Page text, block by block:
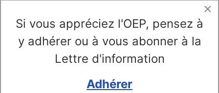
Normes de publication
Site de l'OEP
Les Assises précédentes
La Collection plurilinguisme
×
Si vous appréciez l'OEP, pensez à
y adhérer ou à vous abonner à la
Lettre d'information
Adhérer